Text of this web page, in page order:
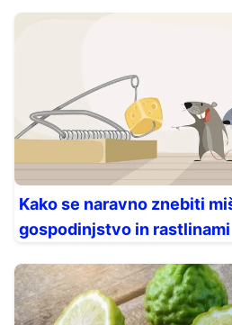
Kako se naravno znebiti
gospodinjstvo in rastlinami